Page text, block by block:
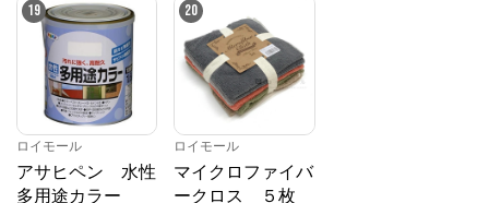
19
ロイモール
アサヒペン 水性
多用途カラー
20
ロイモール
マイクロファイバ
ークロス ５枚